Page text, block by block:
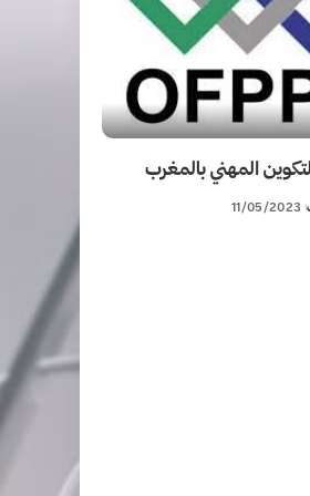
المهني بالمغرب
11/05/2023